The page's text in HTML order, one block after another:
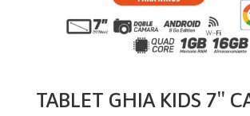
TABLET GHIA KIDS 7″